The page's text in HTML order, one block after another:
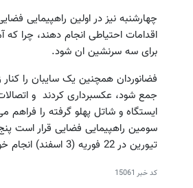
چهارشنبه نیز در اولین راهپیمایی
اقدامات احتیاطی انجام دهند، چرا
برای سه سرنشین ان شود.
فضانوردان همچنین یک سایبان را
جمع شود، عکسبرداری کردند و
ایستگاه و شاتل پهلو گرفته را فراهم
سومین راهپیمایی فضایی قرار است
تیورین در 22 فوریه (3 اسفند) انجام خواهد داد.
کد خبر 15061